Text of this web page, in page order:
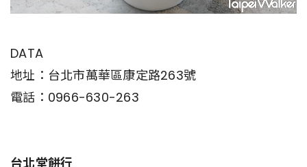
DATA
地址：台北市萬華區康定路263號
電話：0966-630-263
台北堂餅行